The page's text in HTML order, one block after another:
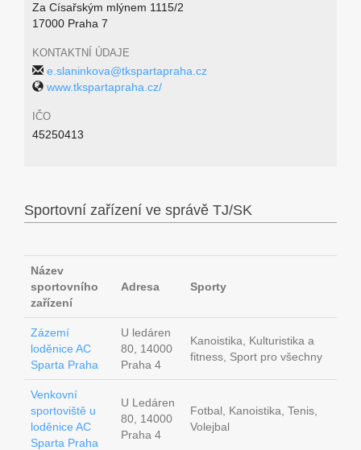
Za Císařským mlýnem 1115/2
17000 Praha 7
KONTAKTNÍ ÚDAJE
e.slaninkova@tkspartapraha.cz
www.tkspartapraha.cz/
IČO
45250413
Sportovní zařízení ve správě TJ/SK
Název
sportovního
zařízení
Adresa Sporty
Zázemí
loděnice AC
Sparta Praha
U ledáren
80, 14000
Praha 4
Kanoistika, Kulturistika a
fitness, Sport pro všechny
Venkovní
sportoviště u
loděnice AC
Sparta Praha
U Ledáren
80, 14000
Praha 4
Fotbal, Kanoistika, Tenis,
Volejbal